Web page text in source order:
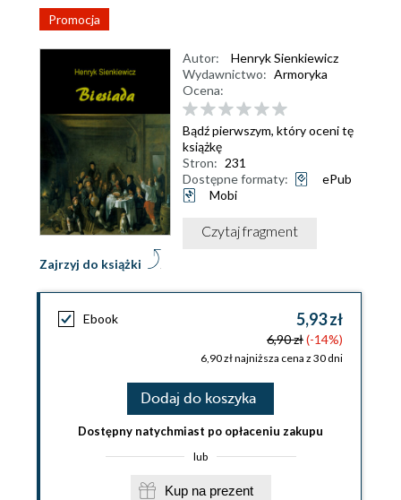
Promocja
Zajrzyj do książki
Autor:
Henryk Sienkiewicz
Wydawnictwo: Armoryka
Ocena:
Bądź pierwszym, który oceni tę
książkę
Stron: 231
Dostępne formaty:
ePub
Mobi
Czytaj fragment
Ebook 5,93 zł
6,90 zł(-14%)
6,90 zł najniższa cena z 30 dni
Dodaj do koszyka
Dostępny natychmiast po opłaceniu zakupu
lub
Kup na prezent